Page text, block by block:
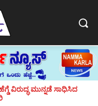
ವಿರುದ್ಧ ಮುನ್ನಡೆ ಸಾಧಿಸಿದ